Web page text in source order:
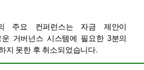
주요 컨퍼런스는 자금 제안이
거버넌스 시스템에 필요한 3분의
지 못한 후 취소되었습니다.